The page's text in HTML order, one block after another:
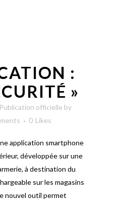
:
»
Publication officielle by
0 Likes
application smartphone
développée sur une
à destination du
sur les magasins
nouvel outil permet